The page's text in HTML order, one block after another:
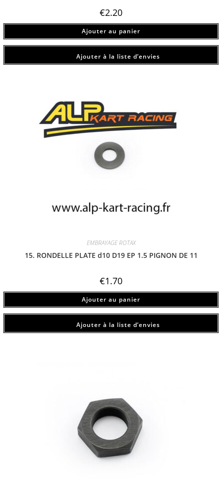
€2.20
Ajouter au panier
Ajouter à la liste d’envies
EMBRAYAGE ROTAX
15. RONDELLE PLATE d10 D19 EP 1.5 PIGNON DE 11
€1.70
Ajouter au panier
Ajouter à la liste d’envies